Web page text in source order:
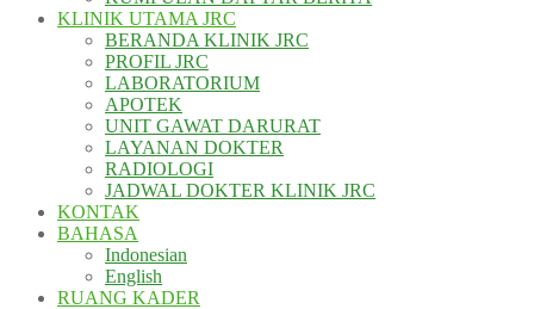
KLINIK UTAMA JRC
BERANDA KLINIK JRC
PROFIL JRC
LABORATORIUM
APOTEK
UNIT GAWAT DARURAT
LAYANAN DOKTER
RADIOLOGI
JADWAL DOKTER KLINIK JRC
KONTAK
BAHASA
Indonesian
English
RUANG KADER